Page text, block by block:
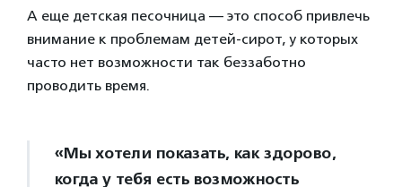
А еще детская песочница — это способ привлечь
внимание к проблемам детей-сирот, у которых
часто нет возможности так беззаботно
проводить время.
«Мы хотели показать, как здорово,
когда у тебя есть возможность